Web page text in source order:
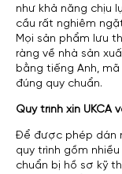
như khả năng chịu
cầu rất nghiêm
Mọi sản phẩm lưu
ràng về nhà sản
bằng tiếng Anh,
đúng quy chuẩn.
Quy trình xin UKCA
Để được phép dán
quy trình gồm
chuẩn bị hồ sơ kỹ